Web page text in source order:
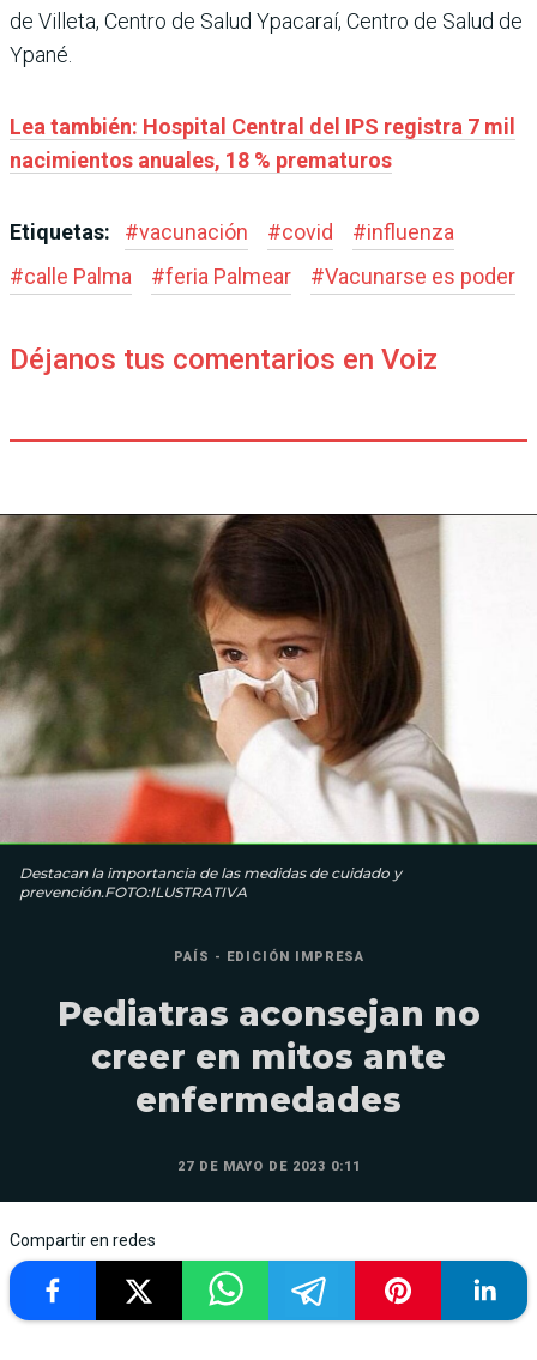
de Villeta, Centro de Salud Ypacaraí, Centro de Salud de
Ypané.
Lea también: Hospital Central del IPS registra 7 mil
nacimientos anuales, 18 % prematuros
Etiquetas: #vacunación #covid #influenza
#calle Palma #feria Palmear #Vacunarse es poder
Déjanos tus comentarios en Voiz
Destacan la importancia de las medidas de cuidado y
prevención.FOTO:ILUSTRATIVA
PAÍS - EDICIÓN IMPRESA
Pediatras aconsejan no
creer en mitos ante
enfermedades
27 DE MAYO DE 2023 0:11
Compartir en redes